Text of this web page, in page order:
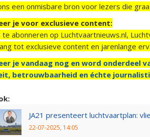
een onmisbare bron voor lezers die
je voor exclusieve content:
abonneren op Luchtvaartnieuws.nl,
tot exclusieve content en jarenlange
je vandaag nog en word onderdeel
betrouwbaarheid en échte
JA21 presenteert luchtvaartplan:
22-07-2025, 14:05